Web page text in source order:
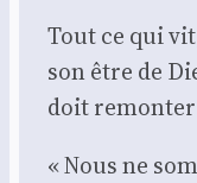
Toutce qui
son être de
doit
« Nous ne